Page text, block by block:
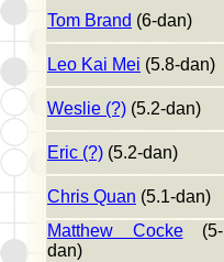
Tom Brand (6-dan)
Leo Kai Mei (5.8-dan)
Weslie (?) (5.2-dan)
Eric (?) (5.2-dan)
Chris Quan (5.1-dan)
Matthew Cocke(5-
dan)